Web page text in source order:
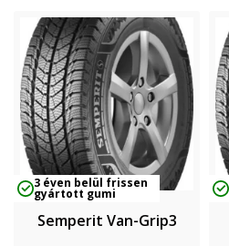
3 éven belül frissen
gyártott gumi
Semperit Van-Grip3